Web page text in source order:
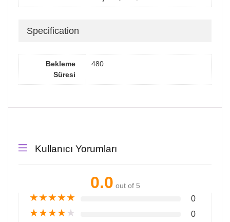
Specification
Bekleme
Süresi
480
Kullanıcı Yorumları
0.0 out of 5
★★★★★ 0
★★★★★ 0